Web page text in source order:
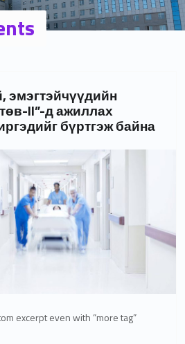
эмэгтэйчүүдийн
II”-д ажиллах
бүртгэж байна
excerpt even with “more tag”